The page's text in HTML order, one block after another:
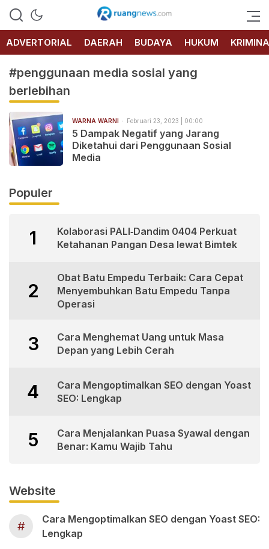
RUANG
NEWS
ADVERTORIAL
DAERAH BUDAYA HUKUM
#penggunaan media sosial yang
berlebihan
WARNA WARNI Februari 23, 2023 | 00:00
5 Dampak Negatif yang Jarang
Diketahui dari Penggunaan Sosial
Media
Populer
1
Kolaborasi PALI‑Dandim 0404 Perkuat
Ketahanan Pangan Desa lewat Bimtek
2
Obat Batu Empedu Terbaik: Cara Cepat
Menyembuhkan Batu Empedu Tanpa
Operasi
3
Cara Menghemat Uang untuk Masa
Depan yang Lebih Cerah
4
Cara Mengoptimalkan SEO dengan Yoast
SEO: Lengkap
5
Cara Menjalankan Puasa Syawal dengan
Benar: Kamu Wajib Tahu
Website
#
Cara Mengoptimalkan SEO dengan Yoast SEO:
Lengkap